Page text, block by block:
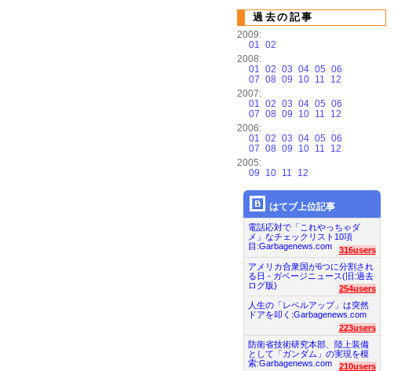
過去の記事
2009:
01 02
2008:
01 02 03 04 05 06
07 08 09 10 11
12
2007:
01 02 03 04 05 06
07 08 09 10 11
12
2006:
01 02 03 04 05 06
07 08 09 10 11
12
2005:
09
10 11 12
はてブ上位記事
電話応対で「これやっちゃダ
メ」なチェックリスト10項
目:Garbagenews.com
316users
アメリカ合衆国が6つに分割され
る日 - ガベージニュース(旧:過去
ログ版)
254users
人生の「レベルアップ」は突然
ドアを叩く:Garbagenews.com
223users
防衛省技術研究本部、陸上装備
として「ガンダム」の実現を模
索:Garbagenews.com
210users